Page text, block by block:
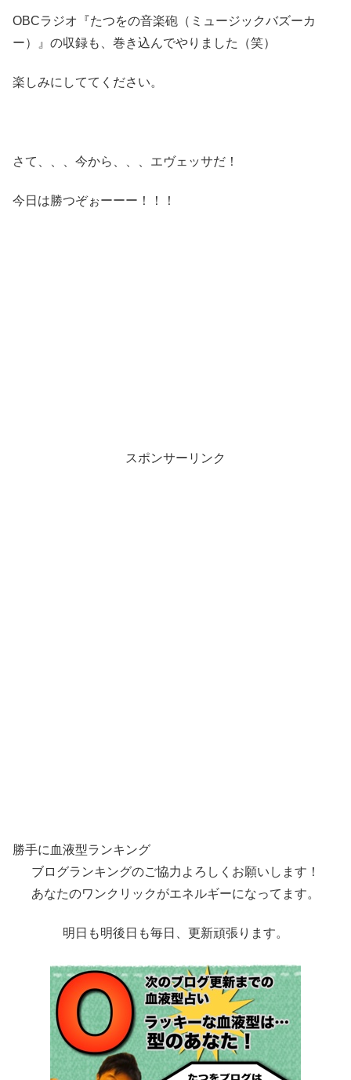
OBCラジオ『たつをの音楽砲（ミュージックバズーカ
ー）』の収録も、巻き込んでやりました（笑）
楽しみにしててください。
さて、、、今から、、、エヴェッサだ！
今日は勝つぞぉーーー！！！
スポンサーリンク
勝手に血液型ランキング
ブログランキングのご協力よろしくお願いします！
あなたのワンクリックがエネルギーになってます。
明日も明後日も毎日、更新頑張ります。